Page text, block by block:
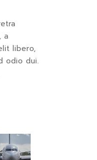
a
libero,
odio dui.